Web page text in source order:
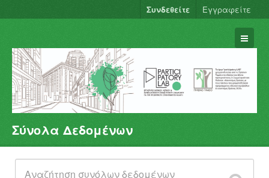
Συνδεθείτε Εγγραφείτε
Σύνολα Δεδομένων
Φορείς
Ομάδες
Σύνολα Δεδομένων